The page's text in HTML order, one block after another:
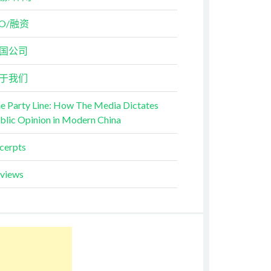
融资
公司
我们
Party Line: How The Media Dictates
Opinion in Modern China